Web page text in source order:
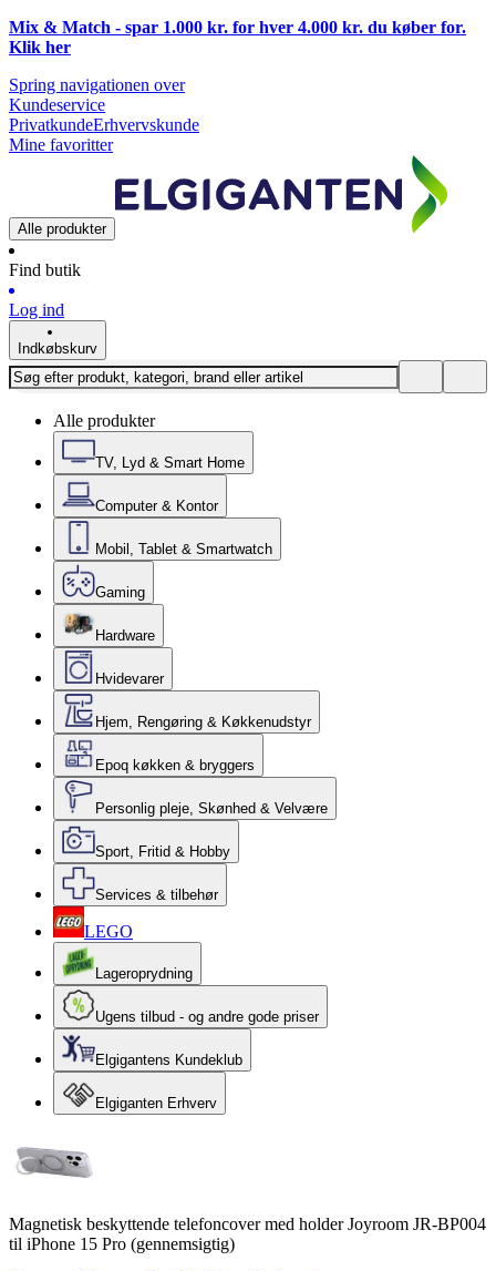
Mix & Match - spar 1.000 kr. for hver 4.000 kr. du køber for.
Klik her
Spring navigationen over
Kundeservice
PrivatkundeErhvervskunde
Mine favoritter
Alle produkter
Find butik
Log ind
Indkøbskurv
Alle produkter
TV, Lyd & Smart Home
Computer & Kontor
Mobil, Tablet & Smartwatch
Gaming
Hardware
Hvidevarer
Hjem, Rengøring & Køkkenudstyr
Epoq køkken & bryggers
Personlig pleje, Skønhed & Velvære
Sport, Fritid & Hobby
Services & tilbehør
LEGO
Lageroprydning
Ugens tilbud - og andre gode priser
Elgigantens Kundeklub
Elgiganten Erhverv
Magnetisk beskyttende telefoncover med holder Joyroom JR-BP004
til iPhone 15 Pro (gennemsigtig)